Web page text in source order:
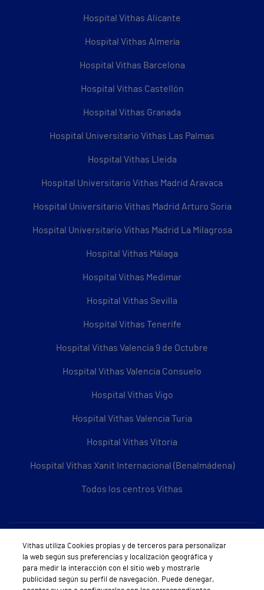
Hospital Vithas Alicante
Hospital Vithas Almería
Hospital Vithas Barcelona
Hospital Vithas Castellón
Hospital Vithas Granada
Hospital Universitario Vithas Las Palmas
Hospital Vithas Lleida
Hospital Universitario Vithas Madrid Aravaca
Hospital Universitario Vithas Madrid Arturo Soria
Hospital Universitario Vithas Madrid La Milagrosa
Hospital Vithas Málaga
Hospital Vithas Medimar
Hospital Vithas Sevilla
Hospital Vithas Tenerife
Hospital Vithas Valencia 9 de Octubre
Hospital Vithas Valencia Consuelo
Hospital Vithas Vigo
Hospital Vithas Valencia Turia
Hospital Vithas Vitoria
Hospital Vithas Xanit Internacional (Benalmádena)
Todos los centros Vithas
Sobre Vithas
Quiénes somos
Trabajar en Vithas
Vithas utiliza Cookies propias y de terceros para personalizar
la web según sus preferencias y localización geográfica y
para medir la interacción con el sitio web y mostrarle
publicidad según su perfil de navegación. Puede denegar,